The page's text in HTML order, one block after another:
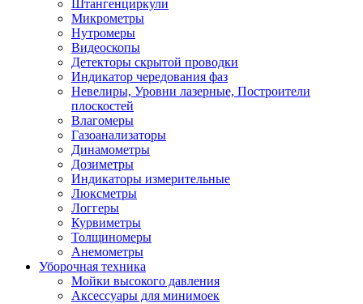
Штангенциркули
Микрометры
Нутромеры
Видеоскопы
Детекторы скрытой проводки
Индикатор чередования фаз
Невелиры, Уровни лазерные, Построители
плоскостей
Влагомеры
Газоанализаторы
Динамометры
Дозиметры
Индикаторы измерительные
Люксметры
Логгеры
Курвиметры
Толщиномеры
Анемометры
Уборочная техника
Мойки высокого давления
Аксессуары для минимоек